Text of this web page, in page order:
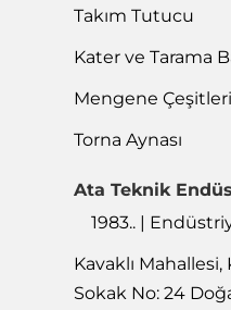
Takım Tutucu
Kater ve Tarama
Mengene Çeşitleri
Torna Aynası
Ata Teknik
1983.. |
Kavaklı
Sokak No: 24